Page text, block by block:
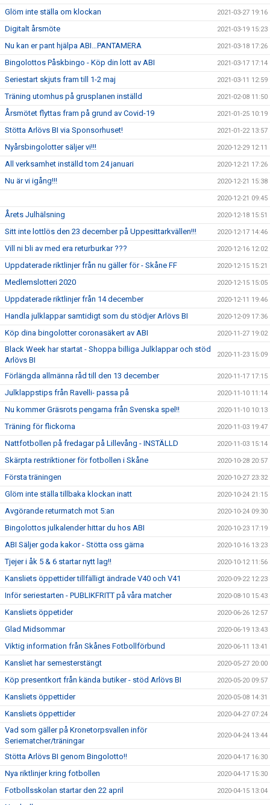
Glöm inte ställa om klockan 2021-03-27 19:16
Digitalt årsmöte 2021-03-19 15:23
Nu kan er pant hjälpa ABI…PANTAMERA 2021-03-18 17:26
Bingolottos Påskbingo - Köp din lott av ABI 2021-03-17 17:14
Seriestart skjuts fram till 1-2 maj 2021-03-11 12:59
Träning utomhus på grusplanen inställd 2021-02-08 11:50
Årsmötet flyttas fram på grund av Covid-19 2021-01-25 10:19
Stötta Arlövs BI via Sponsorhuset! 2021-01-22 13:57
Nyårsbingolotter säljer vi!!! 2020-12-29 12:11
All verksamhet inställd tom 24 januari 2020-12-21 17:26
Nu är vi igång!!! 2020-12-21 15:38
2020-12-21 09:45
Årets Julhälsning 2020-12-18 15:51
Sitt inte lottlös den 23 december på Uppesittarkvällen!!! 2020-12-17 14:46
Vill ni bli av med era returburkar ??? 2020-12-16 12:02
Uppdaterade riktlinjer från nu gäller för - Skåne FF 2020-12-15 15:21
Medlemslotteri 2020 2020-12-15 15:05
Uppdaterade riktlinjer från 14 december 2020-12-11 19:46
Handla julklappar samtidigt som du stödjer Arlövs BI 2020-12-09 17:36
Köp dina bingolotter coronasäkert av ABI 2020-11-27 19:02
Black Week har startat - Shoppa billiga Julklappar och stöd
Arlövs BI
2020-11-23 15:09
Förlängda allmänna råd till den 13 december 2020-11-17 17:15
Julklappstips från Ravelli- passa på 2020-11-10 11:14
Nu kommer Gräsrots pengarna från Svenska spel!! 2020-11-10 10:13
Träning för flickorna 2020-11-03 19:47
Nattfotbollen på fredagar på Lillevång - INSTÄLLD 2020-11-03 15:14
Skärpta restriktioner för fotbollen i Skåne 2020-10-28 20:57
Första träningen 2020-10-27 23:32
Glöm inte ställa tillbaka klockan inatt 2020-10-24 21:15
Avgörande returmatch mot 5:an 2020-10-24 09:30
Bingolottos julkalender hittar du hos ABI 2020-10-23 17:19
ABI Säljer goda kakor - Stötta oss gärna 2020-10-16 13:23
Tjejer i åk 5 & 6 startar nytt lag!! 2020-10-12 11:56
Kansliets öppettider tillfälligt ändrade V40 och V41 2020-09-22 12:23
Inför seriestarten - PUBLIKFRITT på våra matcher 2020-08-10 15:43
Kansliets öppetider 2020-06-26 12:57
Glad Midsommar 2020-06-19 13:43
Viktig information från Skånes Fotbollförbund 2020-06-11 13:41
Kansliet har semesterstängt 2020-05-27 20:00
Köp presentkort från kända butiker - stöd Arlövs BI 2020-05-20 09:57
Kansliets öppettider 2020-05-08 14:31
Kansliets öppettider 2020-04-27 07:24
Vad som gäller på Kronetorpsvallen inför
Seriematcher/träningar
2020-04-24 13:44
Stötta Arlövs BI genom Bingolotto!! 2020-04-17 16:30
Nya riktlinjer kring fotbollen 2020-04-17 15:30
Fotbollsskolan startar den 22 april 2020-04-15 13:04